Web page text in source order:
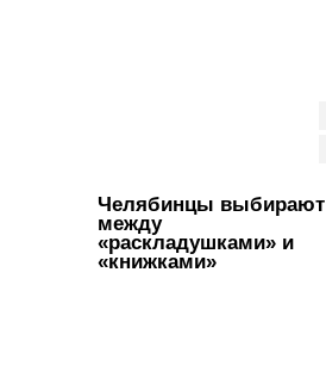
Челябинцы выбирают
между
«раскладушками» и
«книжками»